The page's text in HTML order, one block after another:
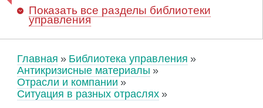
Показать все разделы библиотеки
управления
Главная
Библиотека управления
Антикризисные материалы
Отрасли и компании
Ситуация в разных отраслях